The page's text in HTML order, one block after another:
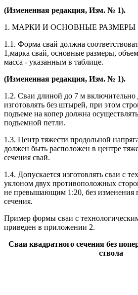
(Измененная редакция, Изм. № 1).
1. МАРКИ И ОСНОВНЫЕ РАЗМЕРЫ
1.1. Форма свай должна
1,марка свай, основные размеры,
масса - указанным в таблице.
(Измененная редакция, Изм. № 1).
1.2. Сваи длиной до 7 м включительно
изготовлять без штырей, при этом
подъеме на копер должна
подъемной петли.
1.3. Центр тяжести продольной
должен быть расположен в центре
сечения свай.
1.4. Допускается изготовлять сваи с
уклоном двух противоположных
не превышающим 1:20, без изменения
сечения.
Пример формы сваи с
приведен в приложении 2.
Сваи квадратного сечения без
ствола